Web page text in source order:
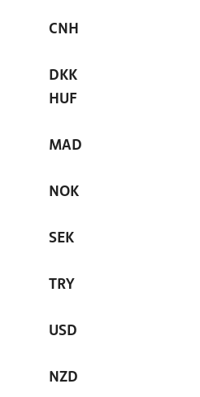
CNH
DKK
HUF
MAD
NOK
SEK
TRY
USD
NZD